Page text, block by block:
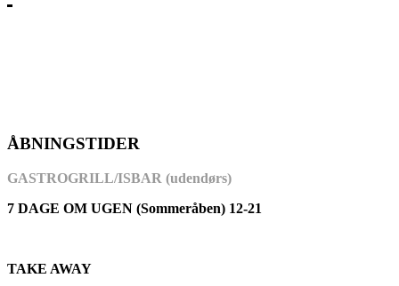
ÅBNINGSTIDER
GASTROGRILL/ISBAR (udendørs)
7 DAGE OM UGEN (Sommeråben) 12-21
TAKE AWAY